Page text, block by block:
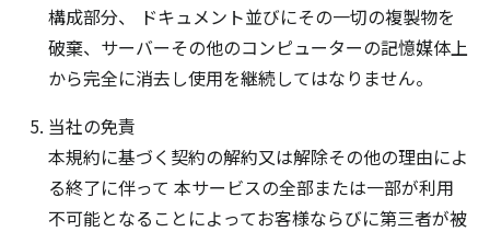
構成部分、 ドキュメント並びにその一切の複製物を
破棄、サーバーその他のコンピューターの記憶媒体上
から完全に消去し使用を継続してはなりません。
当社の免責
本規約に基づく契約の解約又は解除その他の理由によ
る終了に伴って 本サービスの全部または一部が利用
不可能となることによってお客様ならびに第三者が被